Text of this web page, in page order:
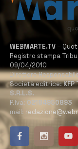
WEBMARTE.TV –
Registro stampa
09/04/2010
Direttore
Società editrice:KFP
S.R.L.S.
P.Iva: 02184950893
mail: